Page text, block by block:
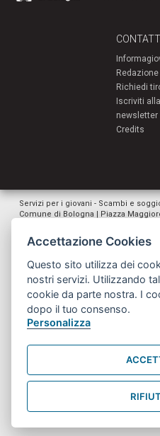
CONTATTI
Redazione
Richiedi
Iscriviti alla
newsletter
Credits
Servizi per i giovani - Scambi e
Comune di Bologna | Piazza
Accettazione Cookies
Questo sito utilizza dei
nostri servizi. Utilizzando
cookie da parte nostra. I
dopo il tuo consenso.
Personalizza